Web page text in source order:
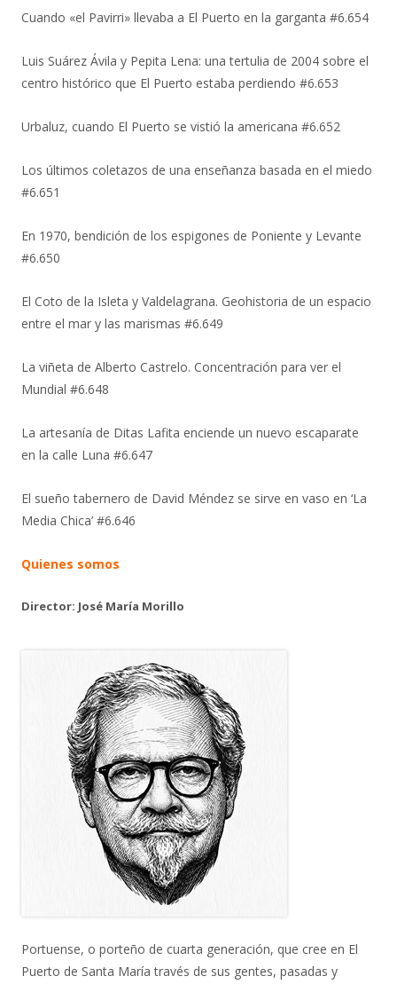
Cuando «el Pavirri» llevaba a El Puerto en la garganta #6.654
Luis Suárez Ávila y Pepita Lena: una tertulia de 2004 sobre el
centro histórico que El Puerto estaba perdiendo #6.653
Urbaluz, cuando El Puerto se vistió la americana #6.652
Los últimos coletazos de una enseñanza basada en el miedo
#6.651
En 1970, bendición de los espigones de Poniente y Levante
#6.650
El Coto de la Isleta y Valdelagrana. Geohistoria de un espacio
entre el mar y las marismas #6.649
La viñeta de Alberto Castrelo. Concentración para ver el
Mundial #6.648
La artesanía de Ditas Lafita enciende un nuevo escaparate
en la calle Luna #6.647
El sueño tabernero de David Méndez se sirve en vaso en ‘La
Media Chica’ #6.646
Quienes somos
Director: José María Morillo
Portuense, o porteño de cuarta generación, que cree en El
Puerto de Santa María través de sus gentes, pasadas y